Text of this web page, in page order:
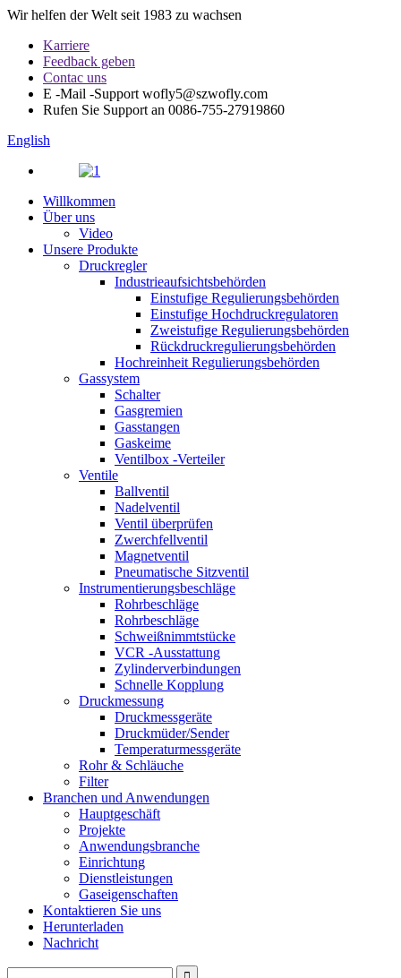
Wir helfen der Welt seit 1983 zu wachsen
Karriere
Feedback geben
Contac uns
E -Mail -Support wofly5@szwofly.com
Rufen Sie Support an 0086-755-27919860
English
Willkommen
Über uns
Video
Unsere Produkte
Druckregler
Industrieaufsichtsbehörden
Einstufige Regulierungsbehörden
Einstufige Hochdruckregulatoren
Zweistufige Regulierungsbehörden
Rückdruckregulierungsbehörden
Hochreinheit Regulierungsbehörden
Gassystem
Schalter
Gasgremien
Gasstangen
Gaskeime
Ventilbox -Verteiler
Ventile
Ballventil
Nadelventil
Ventil überprüfen
Zwerchfellventil
Magnetventil
Pneumatische Sitzventil
Instrumentierungsbeschläge
Rohrbeschläge
Rohrbeschläge
Schweißnimmtstücke
VCR -Ausstattung
Zylinderverbindungen
Schnelle Kopplung
Druckmessung
Druckmessgeräte
Druckmüder/Sender
Temperaturmessgeräte
Rohr & Schläuche
Filter
Branchen und Anwendungen
Hauptgeschäft
Projekte
Anwendungsbranche
Einrichtung
Dienstleistungen
Gaseigenschaften
Kontaktieren Sie uns
Herunterladen
Nachricht